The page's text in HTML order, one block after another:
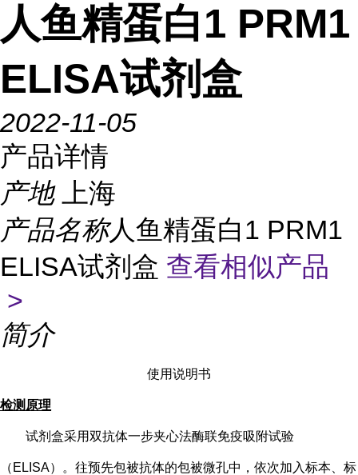
人鱼精蛋白1 PRM1
ELISA试剂盒
2022-11-05
产品详情
产地
上海
产品名称人鱼精蛋白1 PRM1
ELISA试剂盒 查看相似产品
>
简介
使用说明书
检测原理
试剂盒采用双抗体一步夹心法酶联免疫吸附试验
（ ELISA）。往预先包被抗体的包被微孔中，依次加入标本、标